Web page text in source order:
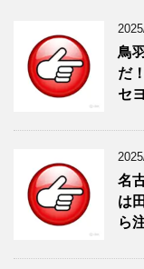
鳥
だ
セ
名
は
ら